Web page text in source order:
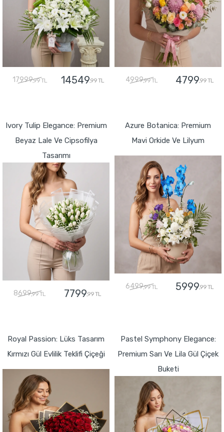
17999,99 TL 14549,99 TL 4999,99 TL 4799,99 TL
Ivory Tulip Elegance: Premium
Beyaz Lale Ve Cipsofilya
Tasarımı
8699,99 TL 7799,99 TL
Azure Botanica: Premium
Mavi Orkide Ve Lilyum
6499,99 TL 5999,99 TL
Royal Passion: Lüks Tasarım
Kırmızı Gül Evlilik Teklifi Çiçeği
Pastel Symphony Elegance:
Premium Sarı Ve Lila Gül Çiçek
Buketi